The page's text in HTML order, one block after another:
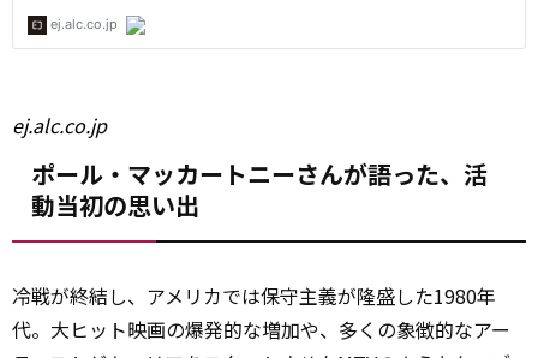
ej.alc.co.jp
ポール・マッカートニーさんが語った、活
動当初の思い出
冷戦が終結し、アメリカでは保守主義が隆盛した1980年
代。大ヒット映画の爆発的な増加や、多くの象徴的なアー